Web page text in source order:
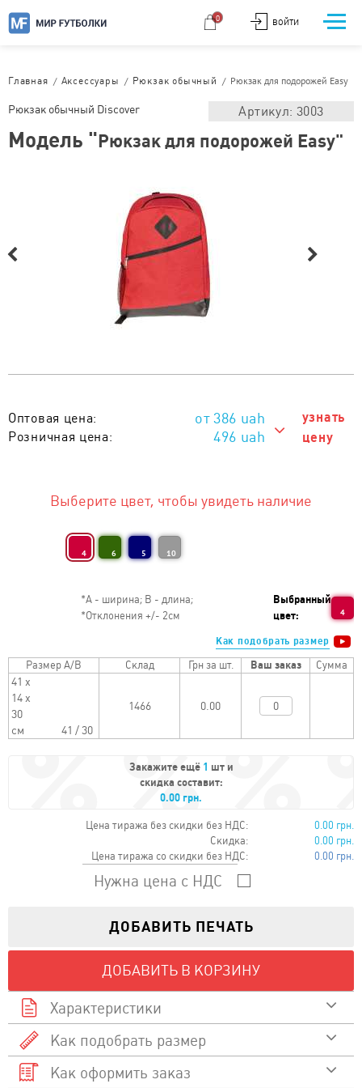
ВОЙТИ
0
Главная / Аксессуары / Рюкзак обычный / Рюкзак для подорожей Easy
Оптовая цена: 386 uah
Розничная цена: 496 uah
Тираж 6 - 20 шт. :
Тираж 51 - 100 шт. :
Тираж от 201 шт. :
узнать
цену
Выберите цвет, чтобы увидеть наличие
4 6 5 10
*А - ширина; B - длина;
*Отклонения +/- 2см
Выбранный
цвет:
4
Как подобрать размер
Размер A/B Склад Грн за шт. Ваш заказ Сумма
41 х
14 х
30
см
41 / 30
0.00
Закажите ещё 1 шт и
скидка составит:
0.00 грн.
Цена тиража без скидки без НДС:
0.00 грн.
Скидка:
0.00 грн.
Цена тиража со скидки без НДС:
0.00 грн.
Нужна цена с НДС
ДОБАВИТЬ ПЕЧАТЬ
ДОБАВИТЬ В КОРЗИНУ
Характеристики
Состав
Как подобрать размер
Как оформить заказ
Рюкзак обычный Discover Артикул: 3003
Модель "Рюкзак для подорожей Easy"